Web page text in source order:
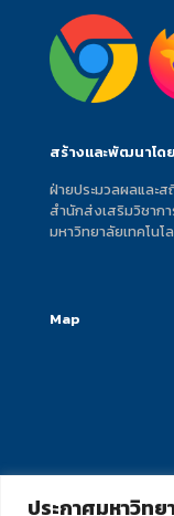
ประกาศมหาวิท
สร้างและพัฒนาโดย
ฝ่ายประมวลผลและ
สำนักส่งเสริมวิชากา
มหาวิทยาลัยเทคโน
Map